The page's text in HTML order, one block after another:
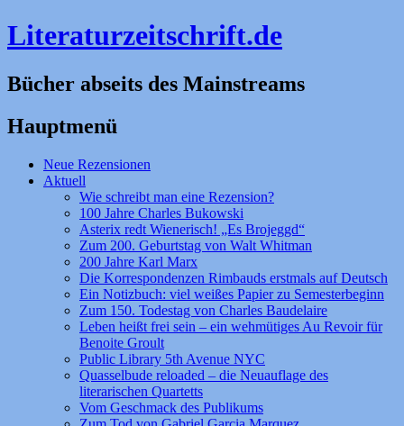
Literaturzeitschrift.de
Bücher abseits des Mainstreams
Hauptmenü
Zum
Inhalt
Neue Rezensionen
Aktuell
Wie schreibt man eine Rezension?
100 Jahre Charles Bukowski
Asterix redt Wienerisch! „Es Brojeggd“
Zum 200. Geburtstag von Walt Whitman
200 Jahre Karl Marx
Die Korrespondenzen Rimbauds erstmals auf Deutsch
Ein Notizbuch: viel weißes Papier zu Semesterbeginn
Zum 150. Todestag von Charles Baudelaire
Leben heißt frei sein – ein wehmütiges Au Revoir für
Benoite Groult
Public Library 5th Avenue NYC
Quasselbude reloaded – die Neuauflage des
literarischen Quartetts
Vom Geschmack des Publikums